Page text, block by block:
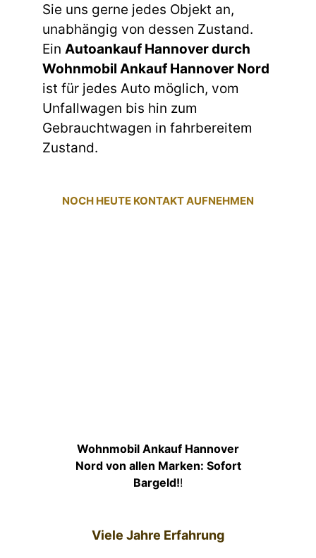
Sie uns gerne jedes Objekt an,
unabhängig von dessen Zustand.
Ein Autoankauf Hannover durch
Wohnmobil Ankauf Hannover Nord
ist für jedes Auto möglich, vom
Unfallwagen bis hin zum
Gebrauchtwagen in fahrbereitem
Zustand.
NOCH HEUTE KONTAKT AUFNEHMEN
Wohnmobil Ankauf Hannover
Nord von allen Marken: Sofort
Bargeld!!
Viele Jahre Erfahrung